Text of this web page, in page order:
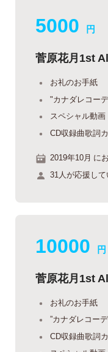
5000 円
菅原花月1st
お礼のお手紙
"カナダレコー
スペシャル動画
CD収録曲歌詞
2019年10月 に
31人が応援して
10000 円
菅原花月1st
お礼のお手紙
”カナダレコー
CD収録曲歌詞